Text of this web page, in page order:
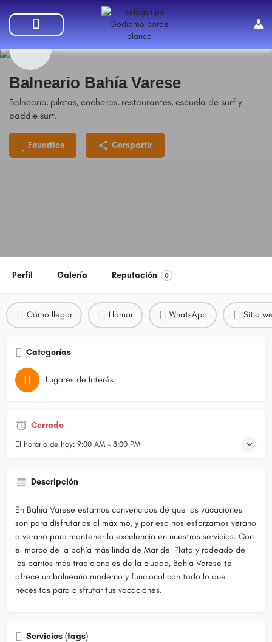
Balneario Bahía Varese
Balneario, piletas, cocheras, restaurantes, escuela de surf y
paddle surf.
Favoritos Compartir
Perfil Galería Reputación 0
Cómo llegar Llamar WhatsApp Sitio
Categorías
Lugares de Interés
Cerrado
El horario de hoy: 9:00 AM - 8:00 PM
Descripción
En Bahía Varese estamos convencidos de que las vacaciones
son para disfrutarlas al máximo, y por eso nos esforzamos verano
a verano para mantener la excelencia en nuestros servicios. Con
el marco de la bahía más linda de Mar del Plata y rodeado de
los barrios más tradicionales de la ciudad, Bahía Varese te
ofrece un balneario moderno y funcional con todo lo que
necesitas para disfrutar tus vacaciones.
Servicios (tags)